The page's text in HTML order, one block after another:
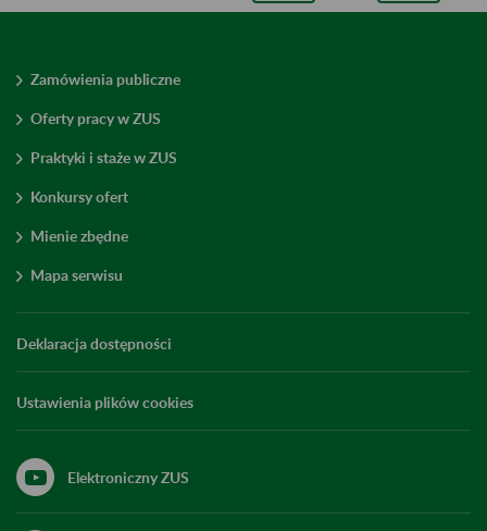
Zamówienia publiczne
Oferty pracy w ZUS
Praktyki i staże w ZUS
Konkursy ofert
Mienie zbędne
Mapa serwisu
Deklaracja dostępności
Ustawienia plików cookies
Elektroniczny ZUS